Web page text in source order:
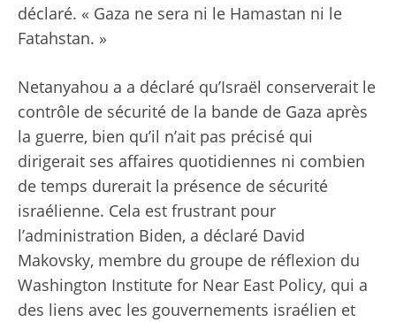
déclaré. « Gaza ne sera ni le Hamastan ni le
Fatahstan. »
Netanyahou a a déclaré qu’Israël conserverait le
contrôle de sécurité de la bande de Gaza après
la guerre, bien qu’il n’ait pas précisé qui
dirigerait ses affaires quotidiennes ni combien
de temps durerait la présence de sécurité
israélienne. Cela est frustrant pour
l’administration Biden, a déclaré David
Makovsky, membre du groupe de réflexion du
Washington Institute for Near East Policy, qui a
des liens avec les gouvernements israélien et